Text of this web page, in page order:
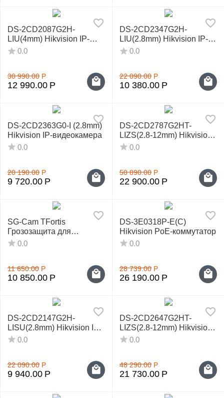
DS-2CD2087G2H-
LIU(4mm) Hikvision IP-
видеокамера
0.0
30 990.00 Р
12 990.00 Р
DS-2CD2347G2H-
LIU(2.8mm) Hikvision IP-
видеокамера
0.0
22 090.00 Р
10 380.00 Р
DS-2CD2363G0-I (2.8mm)
Hikvision IP-видеокамера
0.0
20 190.00 Р
9 720.00 Р
DS-2CD2787G2HT-
LIZS(2.8-12mm) Hikvision
IP-видеокамера
0.0
50 890.00 Р
22 900.00 Р
SG-Cam TFortis
Грозозащита для
видеокамер
0.0
11 650.00 Р
10 850.00 Р
DS-3E0318P-E(C)
Hikvision PoE-коммутатор
0.0
28 739.00 Р
26 190.00 Р
DS-2CD2147G2H-
LISU(2.8mm) Hikvision IP-
видеокамера
0.0
22 090.00 Р
9 940.00 Р
DS-2CD2647G2HT-
LIZS(2.8-12mm) Hikvision
IP-видеокамера
0.0
48 290.00 Р
21 730.00 Р